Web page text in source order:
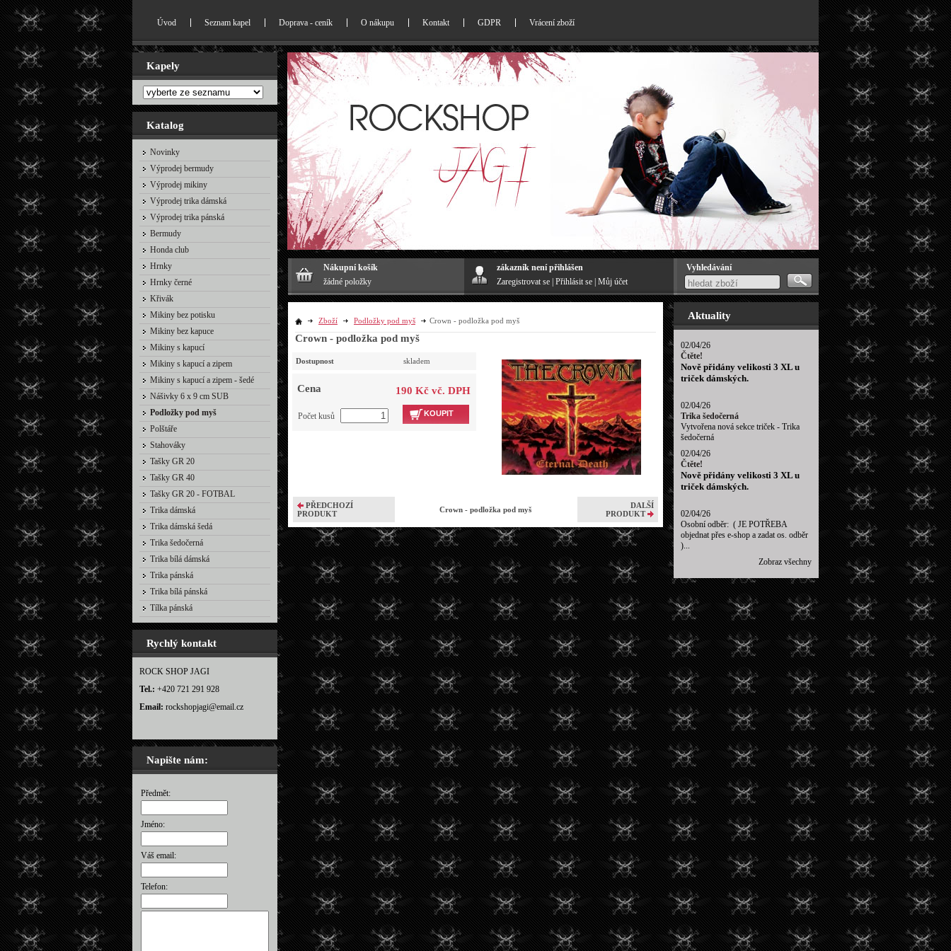
Kapely
Katalog
Novinky
Výprodej bermudy
Výprodej mikiny
Výprodej trika dámská
Výprodej trika pánská
Bermudy
Honda club
Hrnky
Hrnky černé
Křivák
Mikiny bez potisku
Mikiny bez kapuce
Mikiny s kapucí
Mikiny s kapucí a zipem
Mikiny s kapucí a zipem - šedé
Nášivky 6 x 9 cm SUB
Podložky pod myš
Polštáře
Stahováky
Tašky GR 20
Tašky GR 40
Tašky GR 20 - FOTBAL
Trika dámská
Trika dámská šedá
Trika šedočerná
Trika bílá dámská
Trika pánská
Trika bílá pánská
Tílka pánská
Rychlý kontakt
ROCK SHOP JAGI
Tel.: +420 721 291 928
Email: rockshopjagi@email.cz
Napište nám:
Předmět:
Jméno:
Váš email:
Telefon:
Zboží Podložky pod myš Crown - podložka pod myš
Crown - podložka pod myš
Dostupnost skladem
Cena 190 Kč vč. DPH
KOUPIT
Počet kusů
PŘEDCHOZÍ
PRODUKT
Crown - podložka pod myš
DALŠÍ
PRODUKT
Aktuality
02/04/26
Čtěte!
Nově přidány velikosti 3 XL u
triček dámských.
02/04/26
Trika šedočerná
Vytvořena nová sekce triček - Trika
šedočerná
02/04/26
Čtěte!
Nově přidány velikosti 3 XL u
triček dámských.
02/04/26
Osobní odběr: ( JE POTŘEBA
objednat přes e-shop a zadat os. odběr
)...
Zobraz všechny
Úvod Seznam kapel Doprava - ceník O nákupu Kontakt GDPR Vrácení zboží
Nákupní košík
žádné položky
zákazník není přihlášen
Zaregistrovat se Přihlásit se Můj účet
Vyhledávání